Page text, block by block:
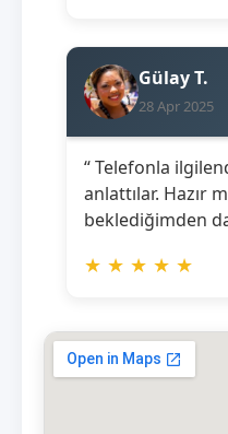
Gülay T.
28 Apr 2025
“ Telefonla
anlattılar. Hazır
beklediğimden
★ ★ ★ ★ ★